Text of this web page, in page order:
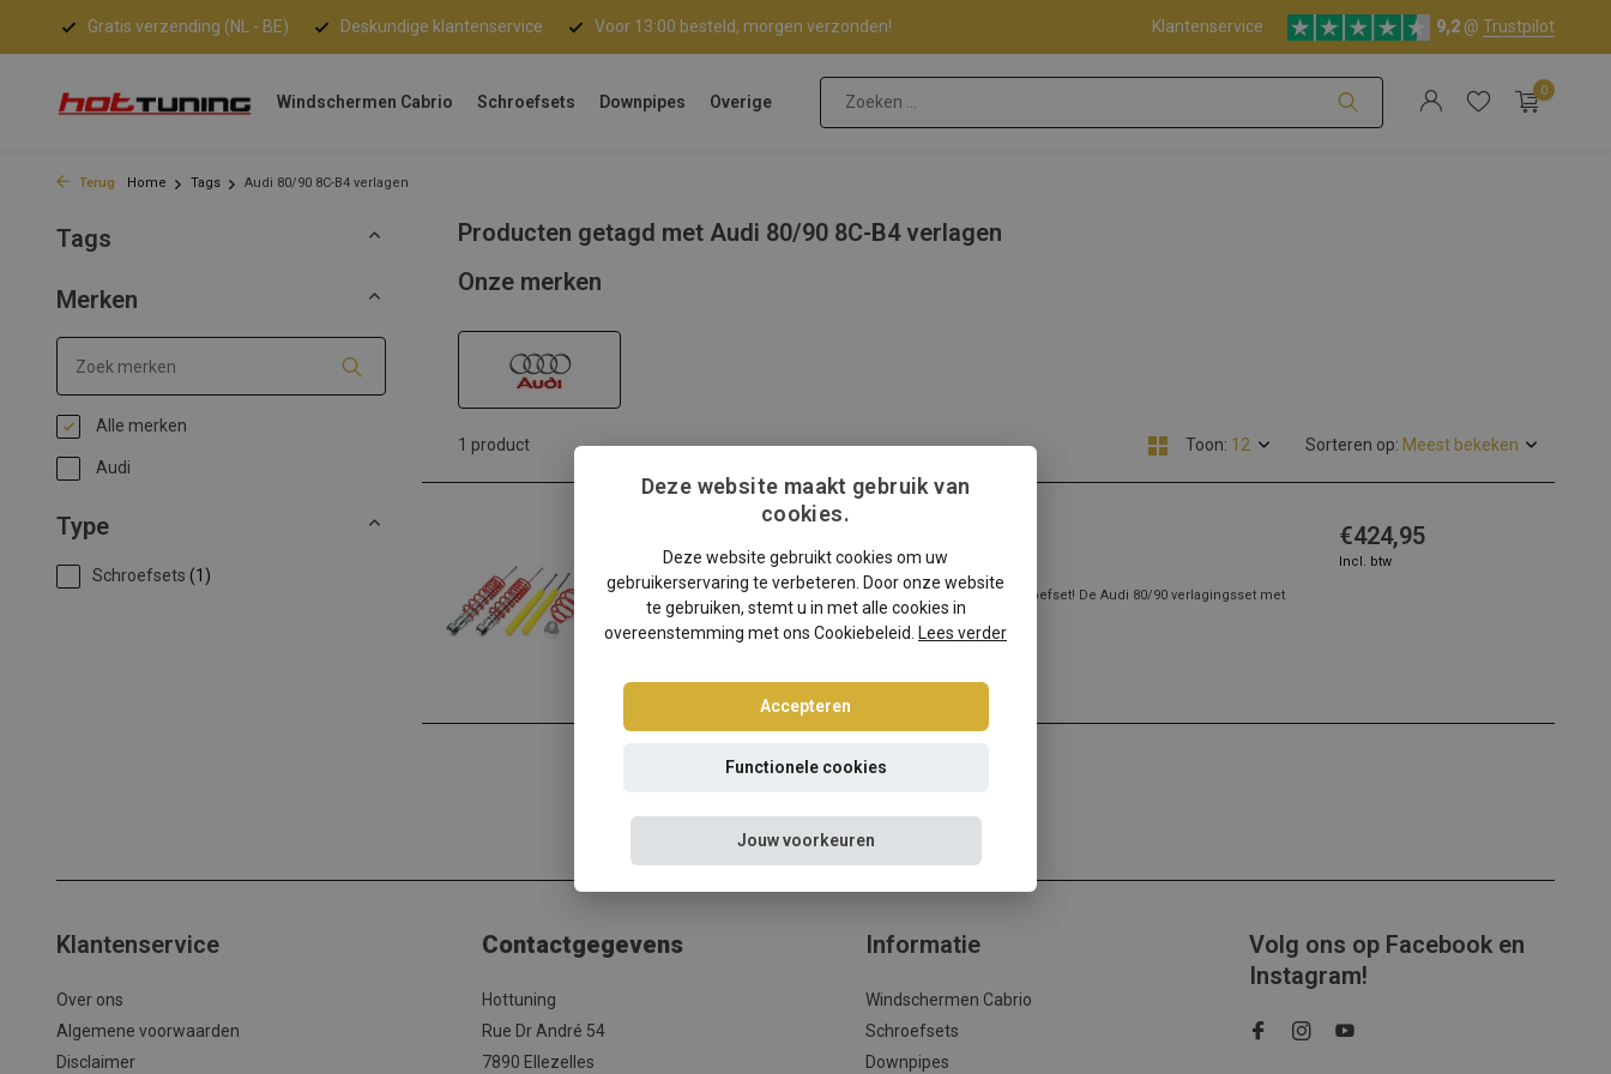
Gratis verzending (NL - BE) Deskundige klantenservice Voor 13:00 besteld, morgen verzonden! Klantenservice 9,2 @ Trustpilot
Windschermen Cabrio Schroefsets Downpipes Overige
0
Terug Home Tags Audi 80/90 8C-B4 verlagen
Tags
Merken
Alle merken
Audi
Type
Schroefsets (1)
Producten getagd met Audi 80/90 8C-B4 verlagen
Onze merken
1 product Toon: Sorteren op:
Audi 80/90 8C-B4 schroefset
Audi 80/90 verlagen? Kies dan voor deze Ta-Technix schroefset! De Audi 80/90 verlagingsset met
de beste prijs/kwaliteit ...
Lees meer
€424,95
Incl. btw
Klantenservice
Over ons
Algemene voorwaarden
Disclaimer
Contactgegevens
Hottuning
Rue Dr André 54
7890 Ellezelles
Informatie
Windschermen Cabrio
Schroefsets
Downpipes
Volg ons op Facebook en
Instagram!
Deze website maakt gebruik van
cookies.
Deze website gebruikt cookies om uw
gebruikerservaring te verbeteren. Door onze website
te gebruiken, stemt u in met alle cookies in
overeenstemming met ons Cookiebeleid. Lees verder
Accepteren
Functionele cookies
Jouw voorkeuren